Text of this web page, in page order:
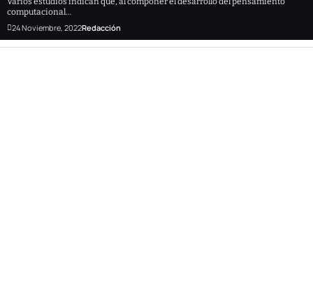
computacional…
24 Noviembre, 2022Redacción